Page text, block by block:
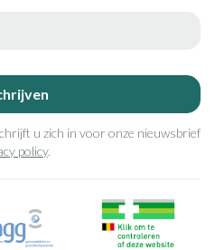
u zich in voor onze nieuwsbrief
policy.